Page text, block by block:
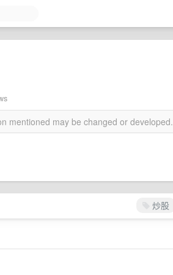
mentioned may be changed or developed.
炒股